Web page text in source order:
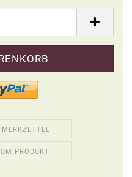
MERKZETTEL
PRODUKT